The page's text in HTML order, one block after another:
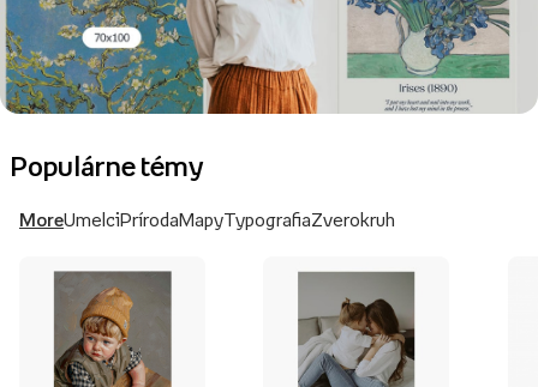
Populárne témy
MoreUmelciPrírodaMapyTypografiaZverokruh